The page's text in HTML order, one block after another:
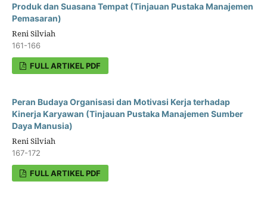
Produk dan Suasana Tempat (Tinjauan Pustaka Manajemen
Pemasaran)
Reni Silviah
161-166
FULL ARTIKEL PDF
Peran Budaya Organisasi dan Motivasi Kerja terhadap
Kinerja Karyawan (Tinjauan Pustaka Manajemen Sumber
Daya Manusia)
Reni Silviah
167-172
FULL ARTIKEL PDF